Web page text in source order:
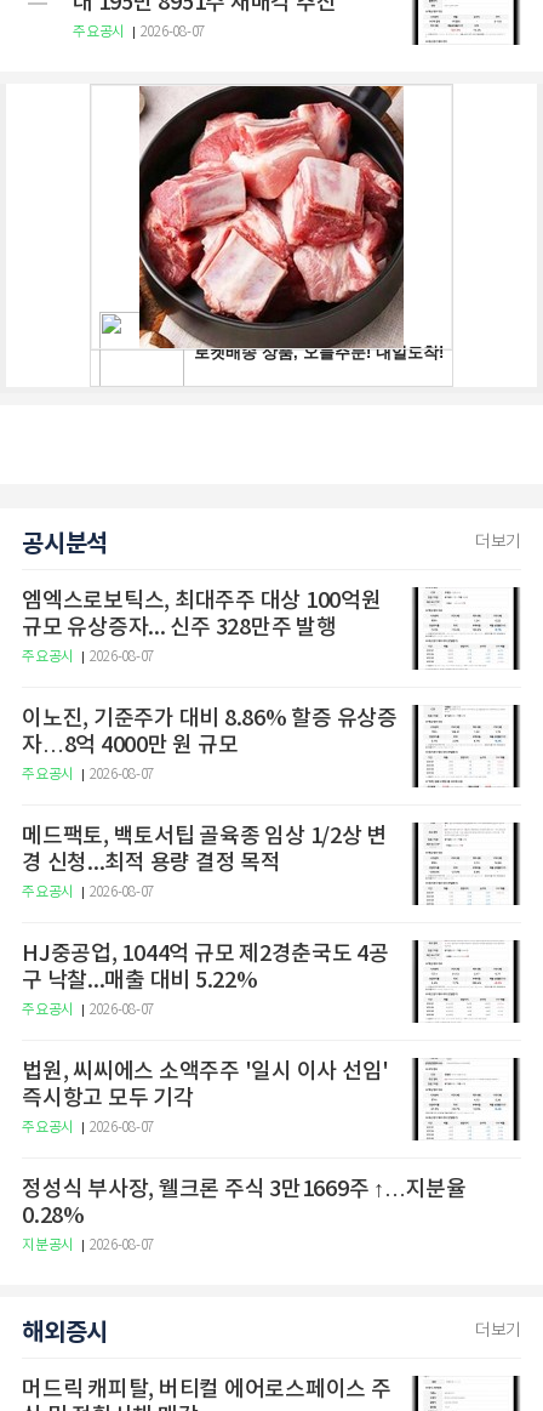
주요공시 2026-08-07
공시분석 더보기
엠엑스로보틱스, 최대주주 대상 100억원
규모 유상증자... 신주 328만주 발행
주요공시 2026-08-07
이노진, 기준주가 대비 8.86% 할증 유상증
자…8억 4000만 원 규모
주요공시 2026-08-07
메드팩토, 백토서팁 골육종 임상 1/2상 변
경 신청...최적 용량 결정 목적
주요공시 2026-08-07
HJ중공업, 1044억 규모 제2경춘국도 4공
구 낙찰...매출 대비 5.22%
주요공시 2026-08-07
법원, 씨씨에스 소액주주 '일시 이사 선임'
즉시항고 모두 기각
주요공시 2026-08-07
정성식 부사장, 웰크론 주식 3만1669주 ↑…지분율
0.28%
지분공시 2026-08-07
해외증시 더보기
머드릭 캐피탈, 버티컬 에어로스페이스 주